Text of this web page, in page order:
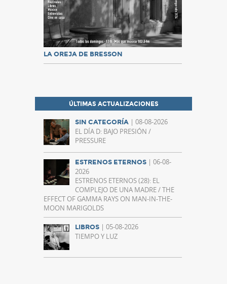
LA OREJA DE BRESSON
ÚLTIMAS ACTUALIZACIONES
SIN CATEGORÍA | 08-08-2026
EL DÍA D: BAJO PRESIÓN /
PRESSURE
ESTRENOS ETERNOS | 06-08-
2026
ESTRENOS ETERNOS (28): EL
COMPLEJO DE UNA MADRE / THE
EFFECT OF GAMMA RAYS ON MAN-IN-THE-
MOON MARIGOLDS
LIBROS | 05-08-2026
TIEMPO Y LUZ